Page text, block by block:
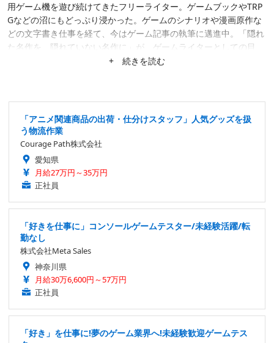
用ゲーム機を遊び続けてきたフリーライター。ゲームブックやTRP
Gなどの沼にもどっぷり浸かった。ゲームのシナリオや漫画原作な
どの文字書き仕事を経て、今はゲーム記事の執筆に邁進中。「隠れ
た名作を、隠れていない名作に」が、ゲームライターとしての目
標。隙あらば、あまり知られていない作品にスポットを当てたが
+ 続きを読む
「アニメ関連商品の出荷・仕分けスタッフ」人気グッズを扱
う物流作業
Courage Path株式会社
愛知県
月給27万円～35万円
正社員
「好きを仕事に」コンソールゲームテスター/未経験活躍/転
勤なし
株式会社Meta Sales
神奈川県
月給30万6,600円～57万円
正社員
「好き」を仕事に!夢のゲーム業界へ!未経験歓迎ゲームテス